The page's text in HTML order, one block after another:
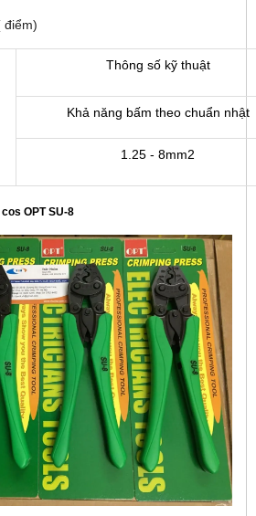
điểm)
Thông số kỹ thuật
Khả năng bấm theo chuẩn nhật
1.25 - 8mm2
OPT SU-8